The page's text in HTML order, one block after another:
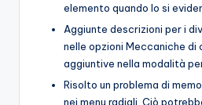
elemento quando lo si
Aggiunte descrizioni per i
nelle opzioni Meccaniche
aggiuntive nella modalità
Risolto un problema di
nei menu radiali. Ciò